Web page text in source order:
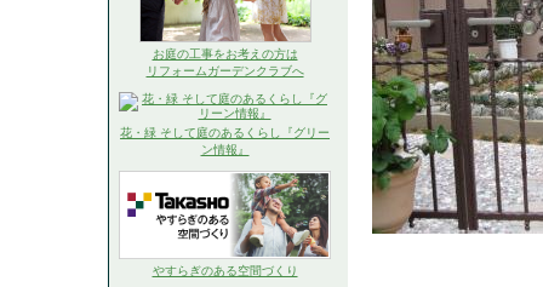
お庭の工事をお考えの方は
リフォームガーデンクラブへ
花・緑 そして庭のあるくらし『グリー
ン情報』
やすらぎのある空間づくり